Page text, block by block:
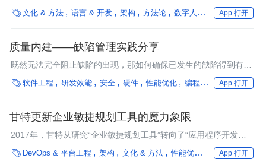
间、机会和人才。
文化 & 方法 语言 & 开发 架构 方法论 数字人才培养 App 打开
质量内建——缺陷管理实践分享
既然无法完全阻止缺陷的出现，那如何确保已发生的缺陷得到有效
的处理，如何利用已有缺陷来指导质量内建过程，是我们需要考虑
的，也就是缺陷管理的内容。
软件工程 研发效能 安全 硬件 性能优化 编程语言 框架 企业
App 打开
甘特更新企业敏捷规划工具的魔力象限
2017年，甘特从研究“企业敏捷规划工具”转向了“应用程序开发生
命周期管理”。分析师表示，通过利用以客户为中心和以业务成果
为驱动并带有持续反馈的实践，企业敏捷规划（EAP）工具可以帮
 DevOps & 平台工程 架构 文化 & 方法 性能优化 行业深度
App 打开